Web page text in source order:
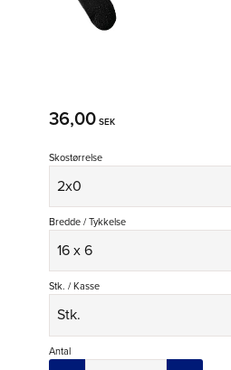
36,00 SEK
Skostørrelse
Bredde / Tykkelse
Stk. / Kasse
Antal